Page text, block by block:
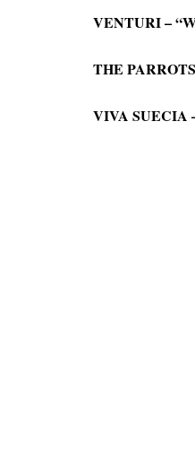
VENTURI –
THE
VIVA SUECIA